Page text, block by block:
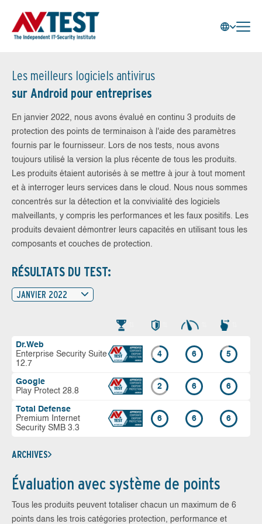
Les meilleurs logiciels antivirus
sur Android pour entreprises
En janvier 2022, nous avons évalué en continu 3 produits de
protection des points de terminaison à l'aide des paramètres
fournis par le fournisseur. Lors de nos tests, nous avons
toujours utilisé la version la plus récente de tous les produits.
Les produits étaient autorisés à se mettre à jour à tout moment
et à interroger leurs services dans le cloud. Nous nous sommes
concentrés sur la détection et la convivialité des logiciels
malveillants, y compris les performances et les faux positifs. Les
produits devaient démontrer leurs capacités en utilisant tous les
composants et couches de protection.
RÉSULTATS DU TEST:
JANVIER 2022
Dr.Web
Enterprise Security Suite
12.7
4 6 5
Google
Play Protect 28.8
2 6 6
Total Defense
Premium Internet
Security SMB 3.3
6 6 6
ARCHIVES
Évaluation avec système de points
Tous les produits peuvent totaliser chacun un maximum de 6
points dans les trois catégories protection, performance et